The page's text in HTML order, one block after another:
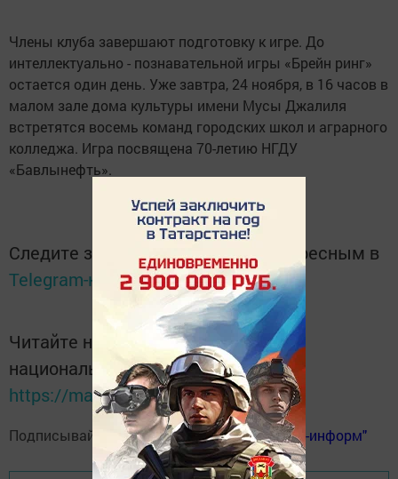
Члены клуба завершают подготовку к игре. До
интеллектуально - познавательной игры «Брейн ринг»
остается один день. Уже завтра, 24 ноября, в 16 часов в
малом зале дома культуры имени Мусы Джалиля
встретятся восемь команд городских школ и аграрного
колледжа. Игра посвящена 70-летию НГДУ
«Бавлынефть».
Следите за самым важным и интересным в
Telegram-каналеТатмедиа
Читайте новости Татарстана в
национальном мессенджере MАХ:
https://max.ru/tatmedia
Подписывайтесь нателеграм-канал "Бавлы-информ"